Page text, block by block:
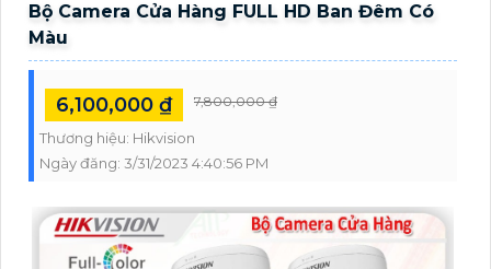
Bộ Camera Cửa Hàng FULL HD Ban Đêm Có
Màu
6,100,000 ₫ 7,800,000 ₫
Thương hiệu: Hikvision
Ngày đăng: 3/31/2023 4:40:56 PM